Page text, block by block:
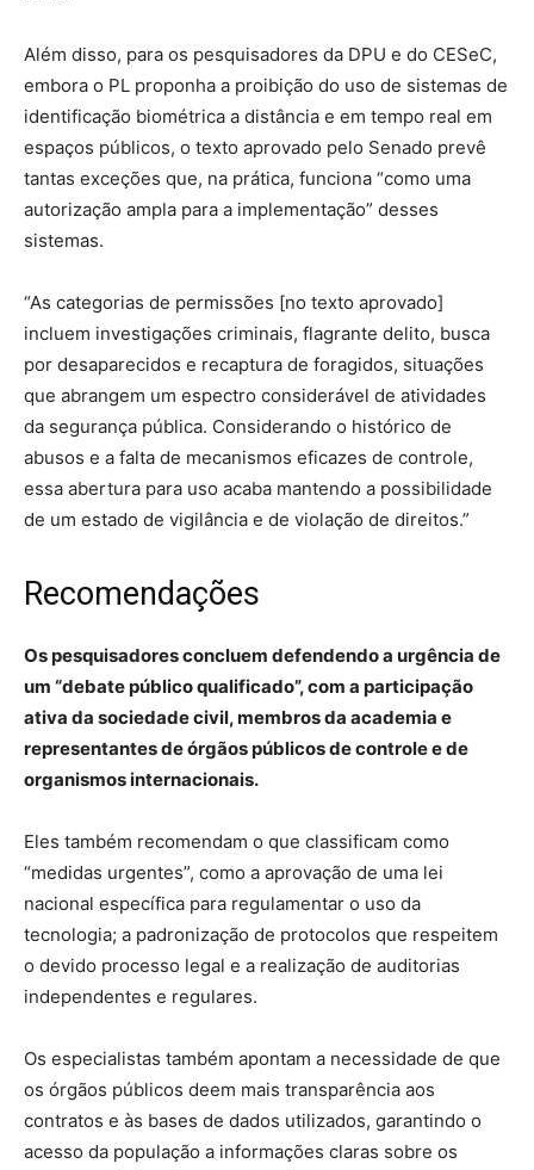
Além disso, para os pesquisadores da DPU e do CESeC,
embora o PL proponha a proibição do uso de sistemas de
identificação biométrica a distância e em tempo real em
espaços públicos, o texto aprovado pelo Senado prevê
tantas exceções que, na prática, funciona “como uma
autorização ampla para a implementação” desses
sistemas.
“As categorias de permissões [no texto aprovado]
incluem investigações criminais, flagrante delito, busca
por desaparecidos e recaptura de foragidos, situações
que abrangem um espectro considerável de atividades
da segurança pública. Considerando o histórico de
abusos e a falta de mecanismos eficazes de controle,
essa abertura para uso acaba mantendo a possibilidade
de um estado de vigilância e de violação de direitos.”
Recomendações
Os pesquisadores concluem defendendo a urgência de
um “debate público qualificado”, com a participação
ativa da sociedade civil, membros da academia e
representantes de órgãos públicos de controle e de
organismos internacionais.
Eles também recomendam o que classificam como
“medidas urgentes”, como a aprovação de uma lei
nacional específica para regulamentar o uso da
tecnologia; a padronização de protocolos que respeitem
o devido processo legal e a realização de auditorias
independentes e regulares.
Os especialistas também apontam a necessidade de que
os órgãos públicos deem mais transparência aos
contratos e às bases de dados utilizados, garantindo o
acesso da população a informações claras sobre os